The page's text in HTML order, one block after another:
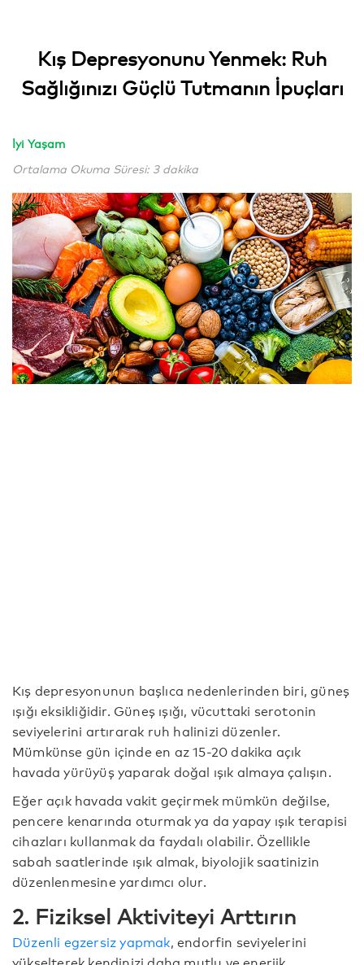
Kış Depresyonunu Yenmek: Ruh
Sağlığınızı Güçlü Tutmanın İpuçları
İyi Yaşam
Ortalama Okuma Süresi: 3 dakika
Kış depresyonunun başlıca nedenlerinden biri, güneş
ışığı eksikliğidir. Güneş ışığı, vücuttaki serotonin
seviyelerini artırarak ruh halinizi düzenler.
Mümkünse gün içinde en az 15-20 dakika açık
havada yürüyüş yaparak doğal ışık almaya çalışın.
Eğer açık havada vakit geçirmek mümkün değilse,
pencere kenarında oturmak ya da yapay ışık terapisi
cihazları kullanmak da faydalı olabilir. Özellikle
sabah saatlerinde ışık almak, biyolojik saatinizin
düzenlenmesine yardımcı olur.
2. Fiziksel Aktiviteyi Arttırın
Düzenli egzersiz yapmak, endorfin seviyelerini